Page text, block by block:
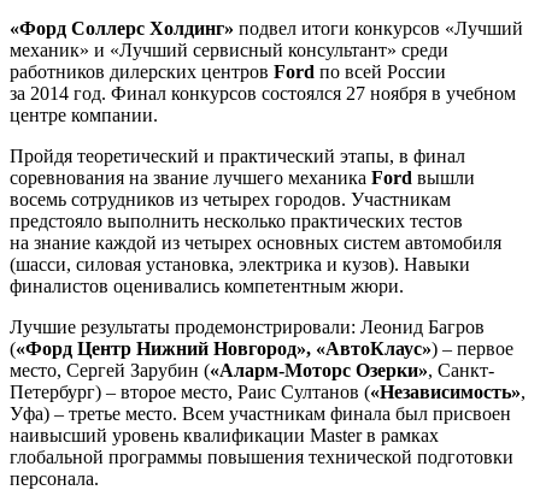
«Форд Соллерс Холдинг» подвел итоги конкурсов «Лучший
механик» и «Лучший сервисный консультант» среди
работников дилерских центров Ford по всей России
за 2014 год. Финал конкурсов состоялся 27 ноября в учебном
центре компании.
Пройдя теоретический и практический этапы, в финал
соревнования на звание лучшего механика Ford вышли
восемь сотрудников из четырех городов. Участникам
предстояло выполнить несколько практических тестов
на знание каждой из четырех основных систем автомобиля
(шасси, силовая установка, электрика и кузов). Навыки
финалистов оценивались компетентным жюри.
Лучшие результаты продемонстрировали: Леонид Багров
(«Форд Центр Нижний Новгород», «АвтоКлаус») – первое
место, Сергей Зарубин («Аларм-Моторс Озерки», Санкт-
Петербург) – второе место, Раис Султанов («Независимость»,
Уфа) – третье место. Всем участникам финала был присвоен
наивысший уровень квалификации Master в рамках
глобальной программы повышения технической подготовки
персонала.